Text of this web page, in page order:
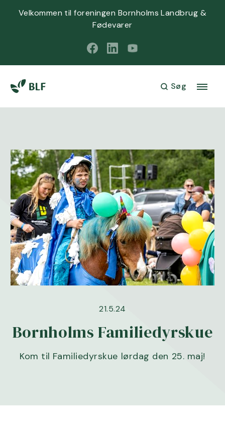
Velkommen til foreningen Bornholms Landbrug &
Fødevarer
Søg
21.5.24
Bornholms Familiedyrskue
Kom til Familiedyrskue lørdag den 25. maj!